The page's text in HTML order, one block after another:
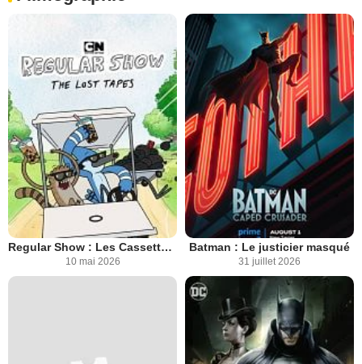
Regular Show : Les Cassettes Oubliées
10 mai 2026
Batman : Le justicier masqué
31 juillet 2026